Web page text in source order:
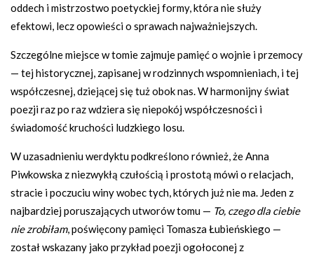
oddech i mistrzostwo poetyckiej formy, która nie służy
efektowi, lecz opowieści o sprawach najważniejszych.
Szczególne miejsce w tomie zajmuje pamięć o wojnie i przemocy
— tej historycznej, zapisanej w rodzinnych wspomnieniach, i tej
współczesnej, dziejącej się tuż obok nas. W harmonijny świat
poezji raz po raz wdziera się niepokój współczesności i
świadomość kruchości ludzkiego losu.
W uzasadnieniu werdyktu podkreślono również, że Anna
Piwkowska z niezwykłą czułością i prostotą mówi o relacjach,
stracie i poczuciu winy wobec tych, których już nie ma. Jeden z
najbardziej poruszających utworów tomu — To, czego dla ciebie
nie zrobiłam, poświęcony pamięci Tomasza Łubieńskiego —
został wskazany jako przykład poezji ogołoconej z